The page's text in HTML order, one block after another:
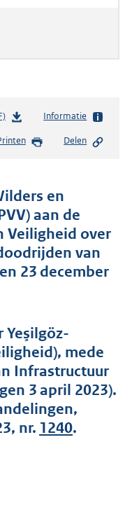
b
s
n
d
s
g
r
o
0
b
Informatie
Delen
en
aan de
Veiligheid over
van
23 december
mede
Infrastructuur
3 april 2023).
nr. 1240.